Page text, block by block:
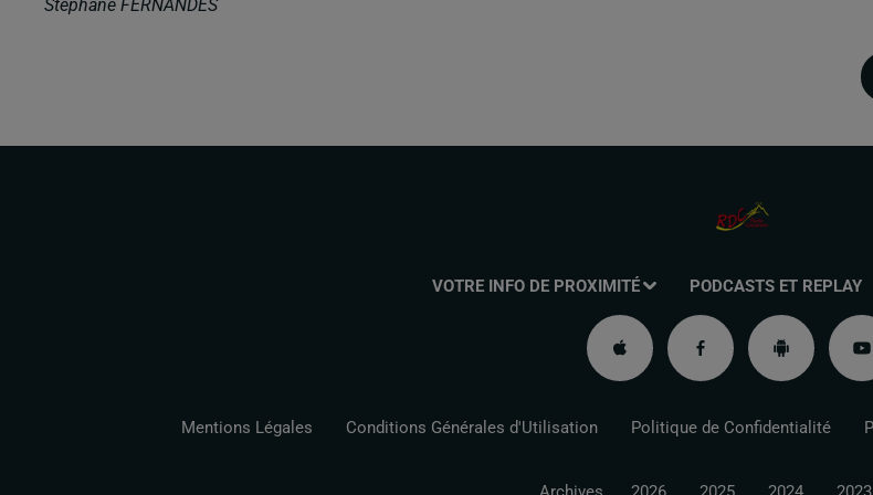
Stéphane FERNANDES
VOTRE INFO DE PROXIMITÉ PODCASTS ET REPLAY
Mentions Légales Conditions Générales d'Utilisation Politique de Confidentialité